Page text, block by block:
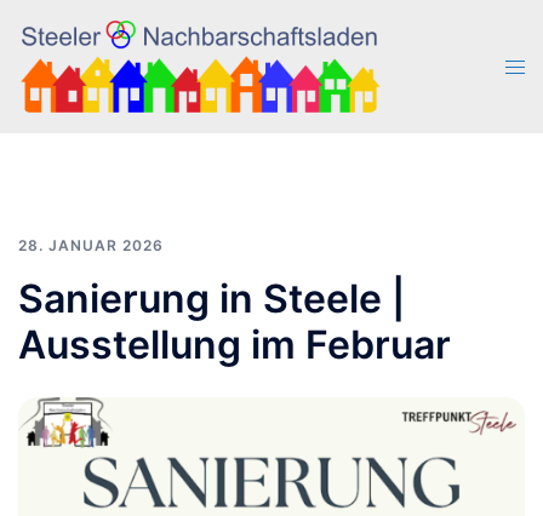
Inhalt
springen
28. JANUAR 2026
Sanierung in Steele |
Ausstellung im Februar